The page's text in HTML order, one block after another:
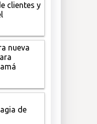
clientes y
nueva
de